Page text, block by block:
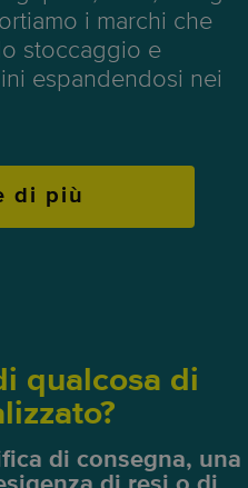
i marchi che
stoccaggio e
espandendosi nei
di più
qualcosa di
di consegna, una